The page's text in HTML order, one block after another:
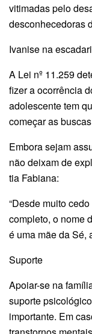
vitimadas pelo
desconhecedoras
Ivanise na
A Lei nº 11.259
fizer a ocorrência
adolescente tem
começar as
Embora sejam
não deixam de
tia Fabiana:
“Desde muito
completo, o nome
é uma mãe da Sé,
Suporte
Apoiar-se na
suporte
importante. Em